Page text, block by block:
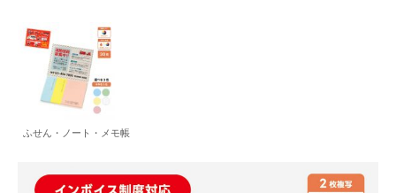
ふせん・ノート・メモ帳